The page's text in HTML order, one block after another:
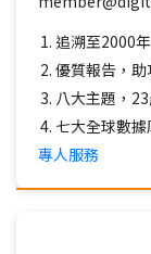
追溯至2000
優質報告，
八大主題，
七大全球數
專人服務